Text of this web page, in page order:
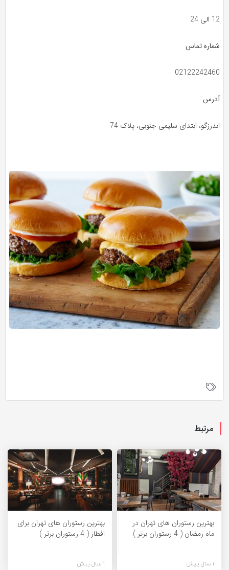
12 الی 24
شماره تماس
02122242460
آدرس
اندرزگو، ابتداى سليمى جنوبى، پلاک 74
مرتبط
بهترین رستوران های تهران در
ماه رمضان ( 4 رستوران برتر )
1 سال پیش
بهترین رستوران های تهران برای
افطار ( 4 رستوران برتر )
1 سال پیش